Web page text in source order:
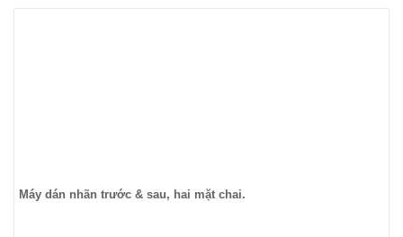
Máy dán nhãn trước & sau, hai mặt chai.